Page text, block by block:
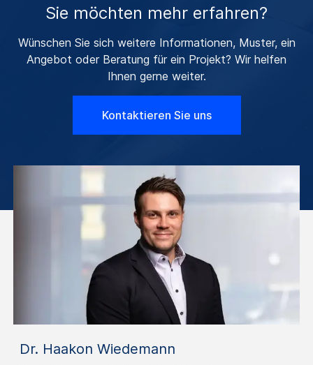
Sie möchten mehr erfahren?
Wünschen Sie sich weitere Informationen, Muster, ein
Angebot oder Beratung für ein Projekt? Wir helfen
Ihnen gerne weiter.
Kontaktieren Sie uns
Dr. Haakon Wiedemann